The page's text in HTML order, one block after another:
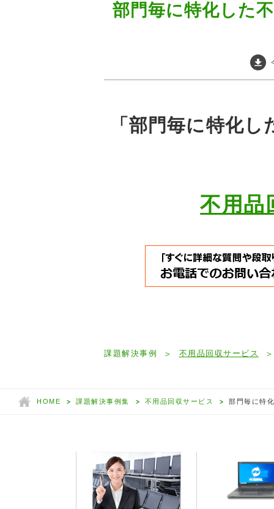
部門毎に特化した
「部門毎に特化
不用品
課題解決事例 不用品回収サービス
HOME 課題解決事例集 不用品回収サービス 部門毎に特